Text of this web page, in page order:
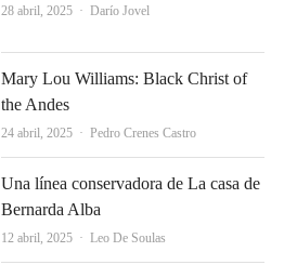
28 abril, 2025 Autor
Darío Jovel
Mary Lou Williams: Black Christ of
the Andes
24 abril, 2025 Autor
Pedro Crenes Castro
Una línea conservadora de La casa de
Bernarda Alba
12 abril, 2025 Autor
Leo De Soulas